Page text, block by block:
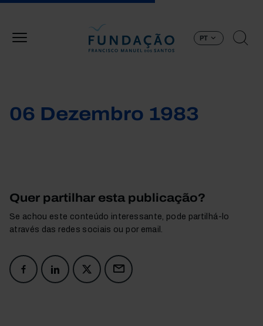
PT
06 Dezembro 1983
Quer partilhar esta publicação?
Se achou este conteúdo interessante, pode partilhá-lo
através das redes sociais ou por email.